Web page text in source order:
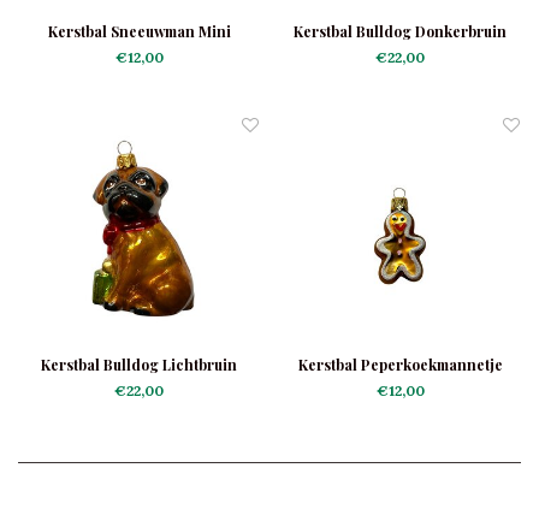
Kerstbal Sneeuwman Mini
€12,00
Kerstbal Bulldog Donkerbruin
€22,00
Kerstbal Bulldog Lichtbruin
€22,00
Kerstbal Peperkoekmannetje
Mini
€12,00